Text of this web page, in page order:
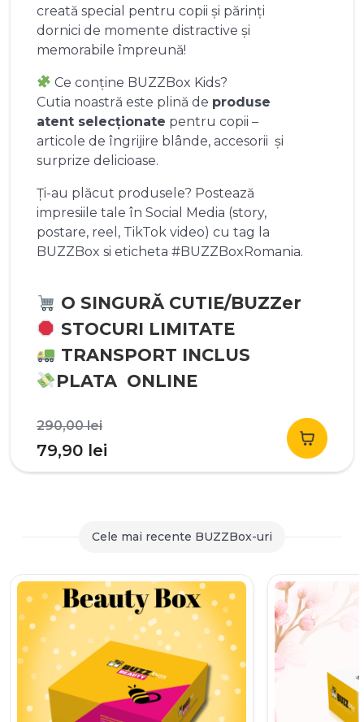
creată special pentru copii și părinți
dornici de momente distractive și
memorabile împreună!
Ce conține BUZZBox Kids?
Cutia noastră este plină de produse
atent selecționate pentru copii –
articole de îngrijire blânde, accesorii și
surprize delicioase.
Ți-au plăcut produsele? Postează
impresiile tale în Social Media (story,
postare, reel, TikTok video) cu tag la
BUZZBox si eticheta #BUZZBoxRomania.
O SINGURĂ CUTIE/BUZZer
STOCURI LIMITATE
TRANSPORT INCLUS
PLATA ONLINE
290,00leiPrețul
inițial
a
290,00 lei.
79,90 lei
curent
79,90 lei.
Cele mai recente BUZZBox-uri